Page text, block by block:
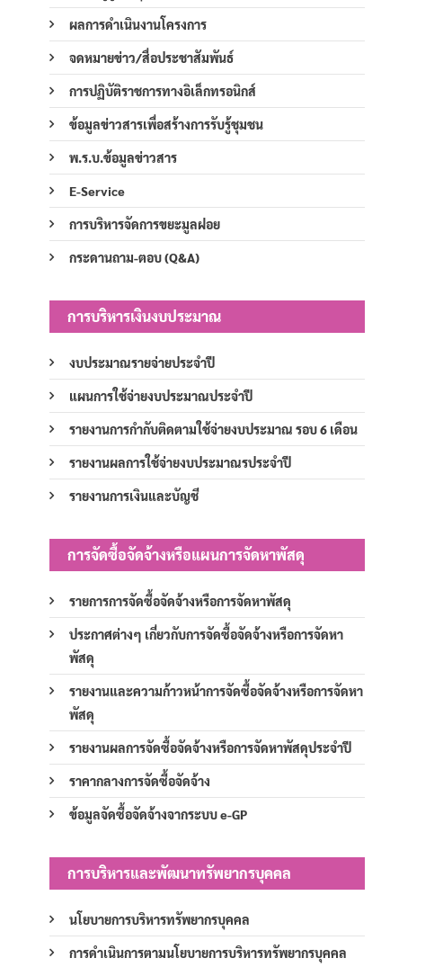
ผลการดำเนินงานโครงการ
จดหมายข่าว/สื่อประชาสัมพันธ์
การปฏิบัติราชการทางอิเล็กทรอนิกส์
ข้อมูลข่าวสารเพื่อสร้างการรับรู้ชุมชน
พ.ร.บ.ข้อมูลข่าวสาร
E-Service
การบริหารจัดการขยะมูลฝอย
กระดานถาม-ตอบ (Q&A)
การบริหารเงินงบประมาณ
งบประมาณรายจ่ายประจำปี
แผนการใช้จ่ายงบประมาณประจำปี
รายงานการกำกับติดตามใช้จ่ายงบประมาณ รอบ 6 เดือน
รายงานผลการใช้จ่ายงบประมาณรประจำปี
รายงานการเงินและบัญชี
การจัดซื้อจัดจ้างหรือแผนการจัดหาพัสดุ
รายการการจัดซื้อจัดจ้างหรือการจัดหาพัสดุ
ประกาศต่างๆ เกี่ยวกับการจัดซื้อจัดจ้างหรือการจัดหา
พัสดุ
รายงานและความก้าวหน้าการจัดซื้อจัดจ้างหรือการจัดหา
พัสดุ
รายงานผลการจัดซื้อจัดจ้างหรือการจัดหาพัสดุประจำปี
ราคากลางการจัดซื้อจัดจ้าง
ข้อมูลจัดซื้อจัดจ้างจากระบบ e-GP
การบริหารและพัฒนาทรัพยากรบุคคล
นโยบายการบริหารทรัพยากรบุคคล
การดำเนินการตามนโยบายการบริหารทรัพยากรบุคคล